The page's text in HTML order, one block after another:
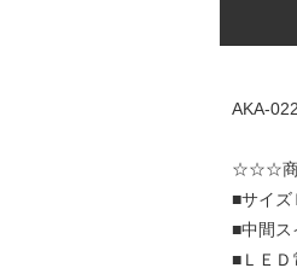
AKA-
☆☆☆商
■サイ
■中間
■ＬＥＤ